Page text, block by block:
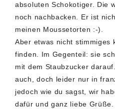
absoluten Schokotiger. Die
noch nachbacken. Er ist
meinen Moussetorten :-).
Aber etwas nicht stimmiges
finden. Im Gegenteil: sie
mit dem Staubzucker
auch, doch leider nur in
jedoch wie du sagst, wir
dafür und ganz liebe Grüße.